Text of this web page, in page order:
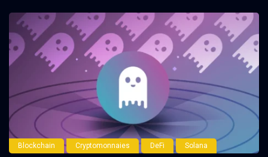
Blockchain Cryptomonnaies DeFi Solana